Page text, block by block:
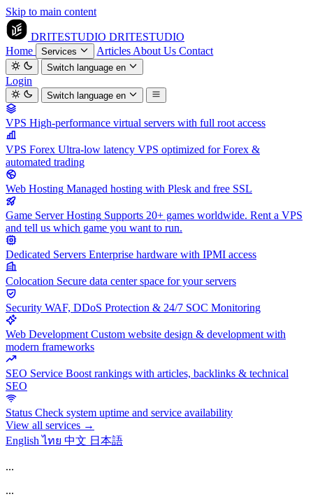
Skip to main content
DRITESTUDIO DRITESTUDIO
Home
Services Articles About Us Contact
Switch languageen
Login
Switch languageen
VPS High-performance virtual servers with full root access
VPS Forex Ultra-low latency VPS optimized for Forex &
automated trading
Web Hosting Managed hosting with Plesk and free SSL
Game Server Hosting Supports 20+ games worldwide. Rent a VPS
and tell us which game you want to run.
Dedicated Servers Enterprise hardware with IPMI access
Colocation Secure data center space for your servers
Security WAF, DDoS Protection & 24/7 SOC Monitoring
Web Development Custom website design & development with
modern frameworks
SEO Service Boost rankings with articles, backlinks & technical
SEO
Status Check system uptime and service availability
View all services →
Englishไทย 中文 日本語
...
...